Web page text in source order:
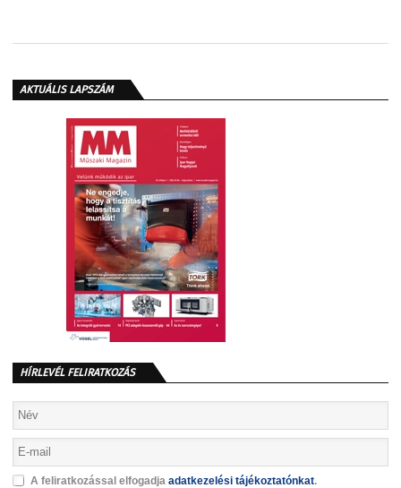
AKTUÁLIS LAPSZÁM
HÍRLEVÉL FELIRATKOZÁS
A feliratkozással elfogadja adatkezelési tájékoztatónkat.